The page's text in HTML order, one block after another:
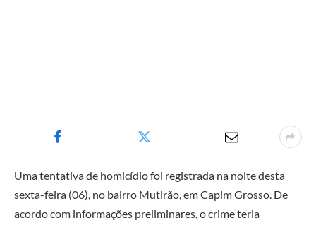
Uma tentativa de homicídio foi registrada na noite desta
sexta-feira (06), no bairro Mutirão, em Capim Grosso. De
acordo com informações preliminares, o crime teria